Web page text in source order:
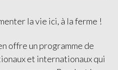
la vie ici, à la ferme !
offre un programme de
et internationaux qui